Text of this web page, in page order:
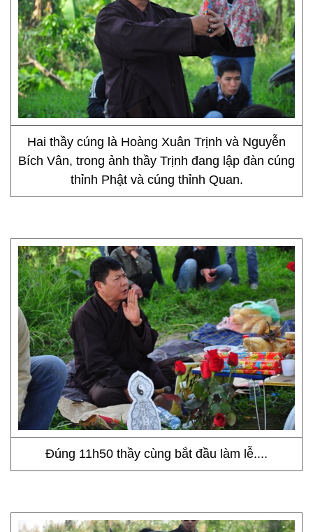
Hai thầy cúng là Hoàng Xuân Trịnh và Nguyễn
Bích Vân, trong ảnh thầy Trịnh đang lập đàn cúng
thỉnh Phật và cúng thỉnh Quan.
Đúng 11h50 thầy cùng bắt đầu làm lễ....